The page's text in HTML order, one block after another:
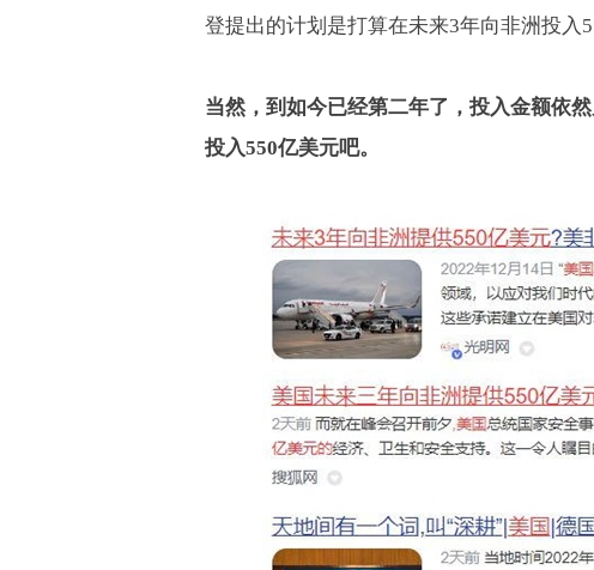
登提出的计划是打算在未来3年向非洲投入
当然，到如今已经第二年了，投入金额依
投入550亿美元吧。